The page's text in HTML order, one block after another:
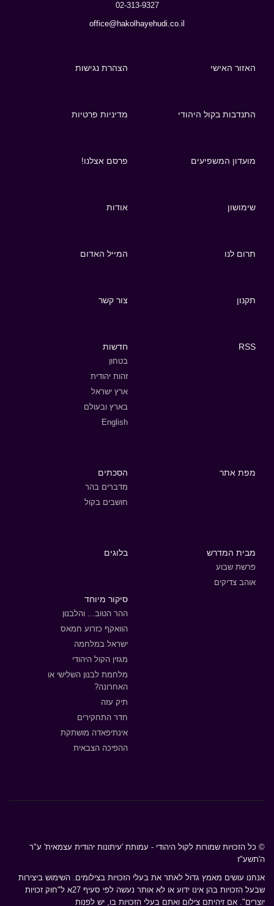
02-313-9327
office@hakolhayehudi.co.il
האזור האישי הצהרת נגישות
התנדבות בקול היהודי מדיניות פרטיות
מועדון המשפיעים פרסם אצלנו!
שימושון אודות
תרום לנו המייל האדום
תקנון צור קשר
RSS חדשות
בטחון
זהות יהודית
ארץ ישראל
בארץ ובעולם
English
מפת אתר הסכתים
מדברים בהר
חושבים בקול
מבית המדרש
פרשת שבוע
אוהב צדיקים
בלוגים
סיקור מיוחד
ההר הטוב... והלבנון
הוואקף כזרוע חמאס
ישראל במלחמה
מגזין הקול היהודי
מלחמת לבנון השלישי או
האחרונה?
תיק עזה
חדר התחקירים
אינתיפאדה מושתקת
ההפיכה הצבאית
© כל הזכויות שמורות לקול היהודי - עמותת 'עיתונות יהודית עצמאית' ע"ר
ה'תשע"ז
אנחנו עושים מאמץ גדול לאתר את בעלי הזכויות בצילומים. השימוש ביצירות
שבעל הזכויות בהן אינו ידוע או לא אותר נעשה לפי סעיף 27א ל"חוק זכויות
יוצרים". אם זיהיתם צילום ואתם בעלי הזכויות בו, יש לפנות